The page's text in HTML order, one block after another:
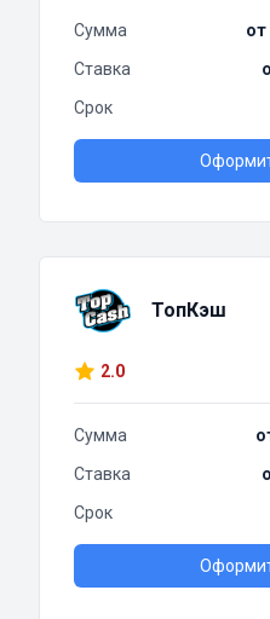
Сумма
от
Ставка
Срок
ТопКэш
2.0
Сумма
Ставка
Срок